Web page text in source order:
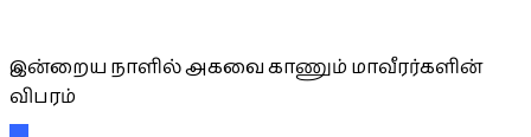
இன்றைய நாளில் அகவை காணும் மாவீரர்களின்
விபரம்